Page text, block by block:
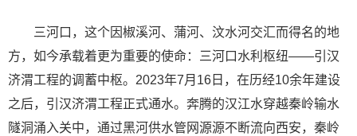
三河口，这个因椒溪河、蒲河、汶水河交汇而得名的地
方，如今承载着更为重要的使命：三河口水利枢纽——引汉
济渭工程的调蓄中枢。2023年7月16日，在历经10余年建设
之后，引汉济渭工程正式通水。奔腾的汉江水穿越秦岭输水
隧洞涌入关中，通过黑河供水管网源源不断流向西安，秦岭